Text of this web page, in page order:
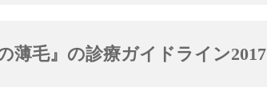
薄毛』の診療ガイドライン2017